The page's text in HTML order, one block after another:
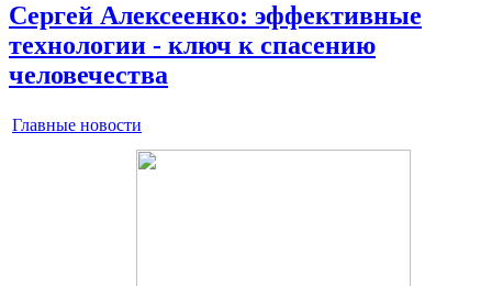
Сергей Алексеенко: эффективные
технологии - ключ к спасению
человечества
Главные новости